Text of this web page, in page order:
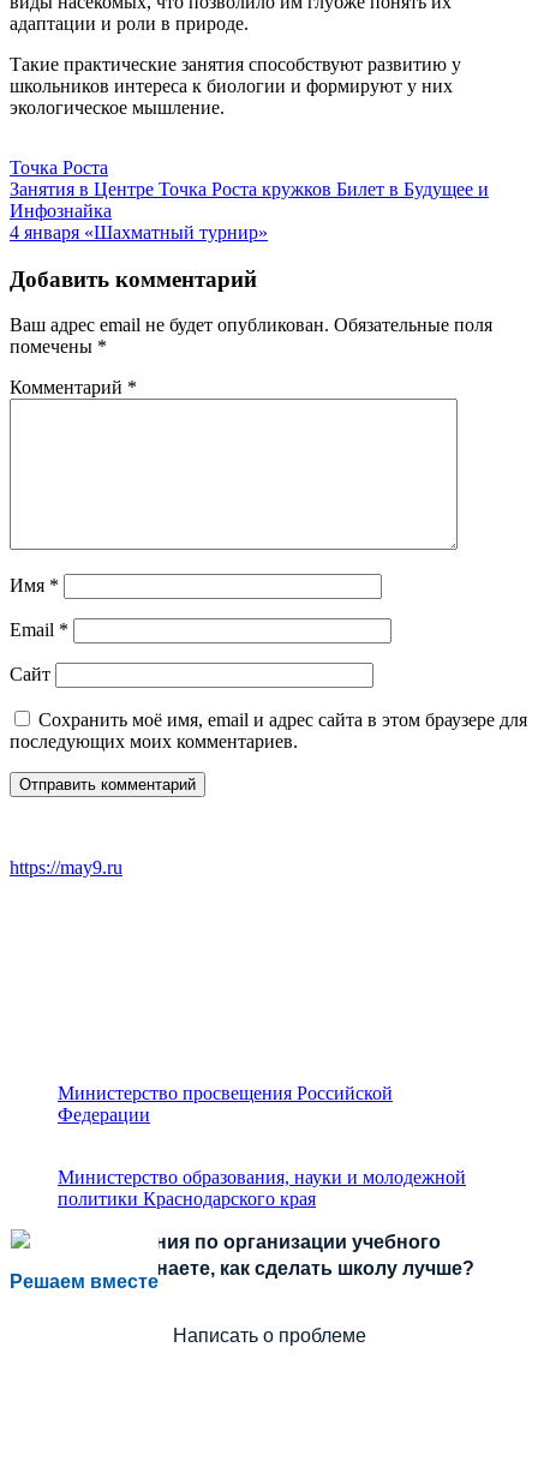
адаптации и роли в природе.
Такие практические занятия способствуют развитию у
школьников интереса к биологии и формируют у них
экологическое мышление.
Точка Роста
Навигация
по
Занятия в Центре Точка Роста кружков Билет в Будущее и
Инфознайка
4 января «Шахматный турнир»
Добавить комментарий
Ваш адрес email не будет опубликован. Обязательные поля
помечены *
Комментарий *
Имя *
Email *
Сайт
Сохранить моё имя, email и адрес сайта в этом браузере для
последующих моих комментариев.
https://may9.ru
Министерство просвещения Российской
Федерации
Министерство образования, науки и молодежной
политики Краснодарского края
Решаем вместе
Есть предложения по организации учебного
процесса или знаете, как сделать школу лучше?
Написать о проблеме